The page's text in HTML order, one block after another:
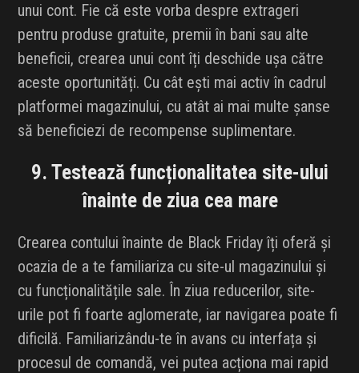
unui cont. Fie că este vorba despre extrageri
pentru produse gratuite, premii în bani sau alte
beneficii, crearea unui cont îți deschide ușa către
aceste oportunități. Cu cât ești mai activ în cadrul
platformei magazinului, cu atât ai mai multe șanse
să beneficiezi de recompense suplimentare.
9. Testează funcționalitatea site-ului
înainte de ziua cea mare
Crearea contului înainte de Black Friday îți oferă și
ocazia de a te familiariza cu site-ul magazinului și
cu funcționalitățile sale. În ziua reducerilor, site-
urile pot fi foarte aglomerate, iar navigarea poate fi
dificilă. Familiarizându-te în avans cu interfața și
procesul de comandă, vei putea acționa mai rapid